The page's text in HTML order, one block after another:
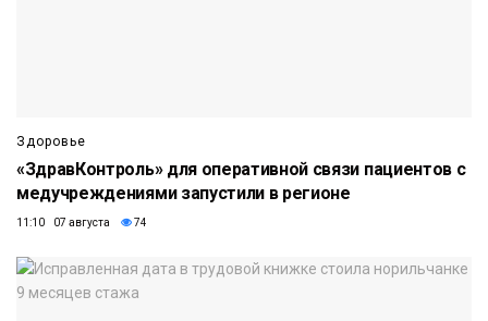
Здоровье
«ЗдравКонтроль» для оперативной связи пациентов с
медучреждениями запустили в регионе
11:10 07 августа 74